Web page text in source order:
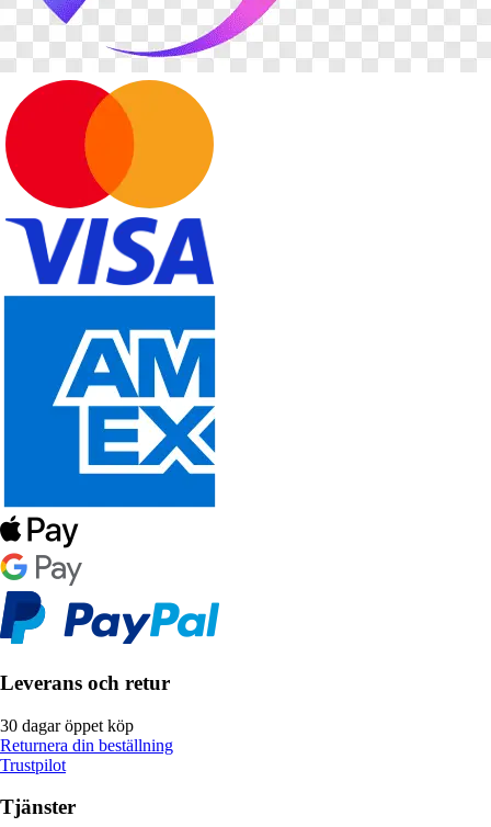
Leverans och retur
30 dagar öppet köp
Returnera din beställning
Trustpilot
Tjänster